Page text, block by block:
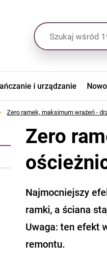
i urządzanie
Zero ramek, maksimum wrażeń -
Zero
Najmocniejszy
ramki, a ściana
Uwaga: ten efekt
remontu.